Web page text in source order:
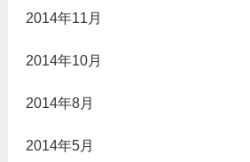
2014年11月
2014年10月
2014年8月
2014年5月